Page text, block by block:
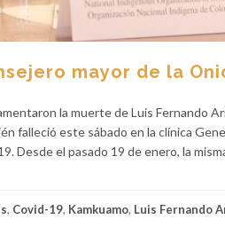
mayor de la
la muerte de Luis Fernando
falleció este sábado en la clínica
Desde el pasado 19 de enero, la
, Covid-19, Kamkuamo, Luis Fernando